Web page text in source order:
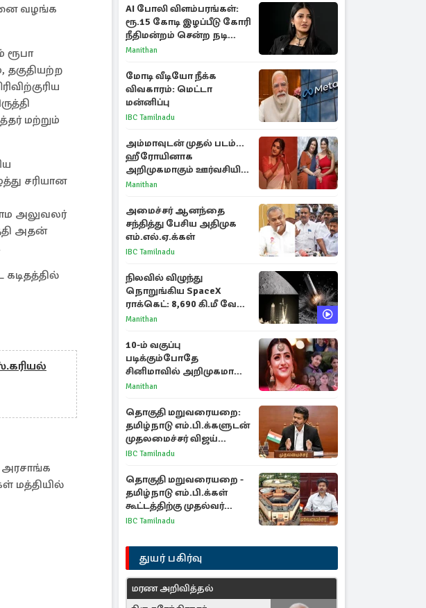
வழங்க
தகுதியற்ற
மற்றும்
சரியான
அலுவலர்
அதன்
அரசாங்க
மத்தியில்
AI போலி விளம்பரங்கள்:
ரூ.15 கோடி இழப்பீடு கோரி
நீதிமன்றம் சென்ற நடிகை
ஸ்ருதி ஹாசன்!
Manithan
மோடி வீடியோ நீக்க
விவகாரம்: மெட்டா
மன்னிப்பு
IBC Tamilnadu
அம்மாவுடன் முதல் படம்...
ஹீரோயினாக
அறிமுகமாகும் ஊர்வசியின்
மகள் தேஜலட்சுமி!
Manithan
அமைச்சர் ஆனந்தை
சந்தித்து பேசிய அதிமுக
எம்.எல்.ஏ.க்கள்
IBC Tamilnadu
நிலவில் விழுந்து
நொறுங்கிய SpaceX
ராக்கெட்: 8,690 கி.மீ வேக
மோதலால் உருவான புதிய
Manithan
10-ம் வகுப்பு
படிக்கும்போதே
சினிமாவில் அறிமுகமான
த்ரிஷா! உண்மையை
காந்தி
Manithan
தொகுதி மறுவரையறை:
தமிழ்நாடு எம்.பி.க்களுடன்
முதலமைச்சர் விஜய்
ஆலோசனை
IBC Tamilnadu
தொகுதி மறுவரையறை -
தமிழ்நாடு எம்.பி.க்கள்
கூட்டத்திற்கு முதல்வர்
விஜய் அழைப்பு
IBC Tamilnadu
துயர் பகிர்வு
மரண அறிவித்தல்